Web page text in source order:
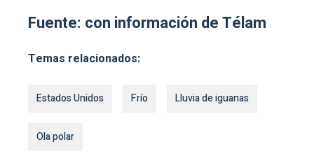
Fuente: con información de Télam
Temas relacionados:
Estados Unidos Frío Lluvia de iguanas
Ola polar